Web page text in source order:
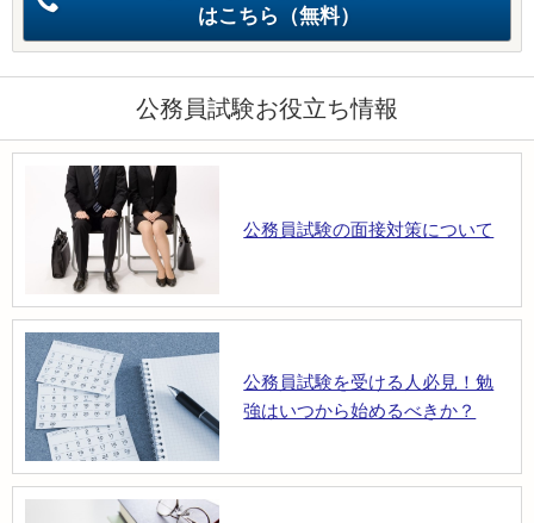
はこちら（無料）
公務員試験お役立ち情報
公務員試験の面接対策について
公務員試験を受ける人必見！勉
強はいつから始めるべきか？